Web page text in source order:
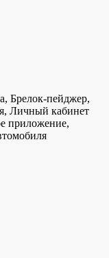
Брелок-пейджер,
Личный кабинет
приложение,